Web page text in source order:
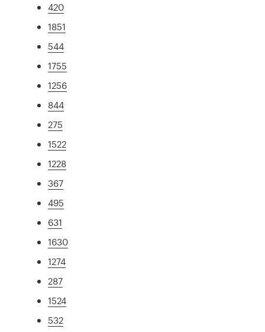
420
1851
544
1755
1256
844
275
1522
1228
367
495
631
1630
1274
287
1524
532